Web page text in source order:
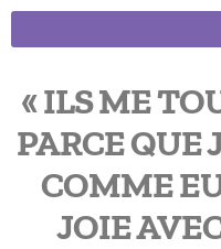
« ILS ME
PARCE QUE
COMME
JOIE